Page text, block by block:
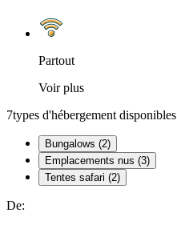
Partout
Voir plus
7types d'hébergement disponibles
Bungalows (2)
Emplacements nus (3)
Tentes safari (2)
De: